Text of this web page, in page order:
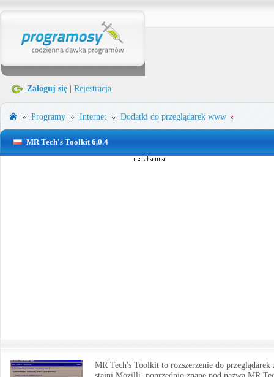
Zaloguj się Rejestracja
Programy Internet Dodatki do przeglądarek www
MR Tech's Toolkit 6.0.4
MR Tech's Toolkit to rozszerzenie do przeglądarek